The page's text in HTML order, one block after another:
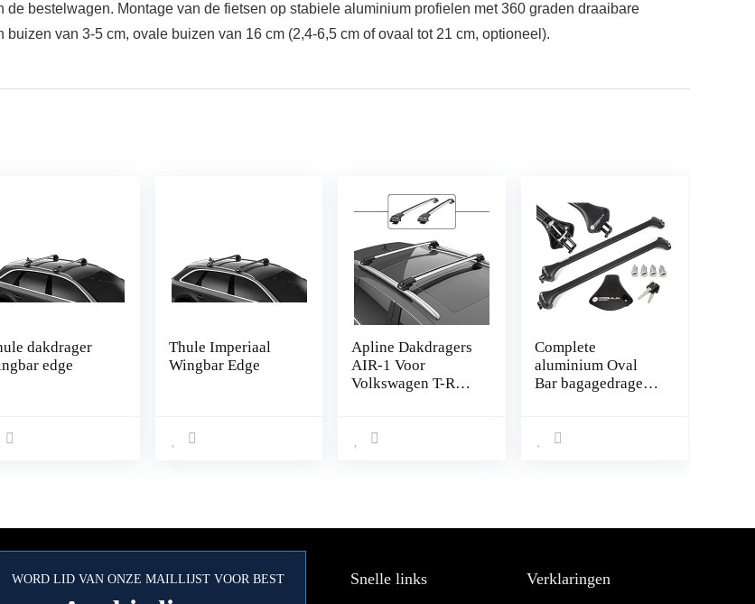
bestelwagen. Montage van de fietsen op stabiele aluminium profielen met 360 graden draaibare
van 3-5 cm, ovale buizen van 16 cm (2,4-6,5 cm of ovaal tot 21 cm, optioneel).
dakdrager
edge
Thule Imperiaal
Wingbar Edge
Apline Dakdragers
AIR-1 Voor
Volkswagen T-Roc
Vervoerder
Complete
aluminium Oval
Bar bagagedrager
2012- met
draagvermogen
WORD LID VAN ONZE MAILLIJST VOOR BEST Snelle links Verklaringen